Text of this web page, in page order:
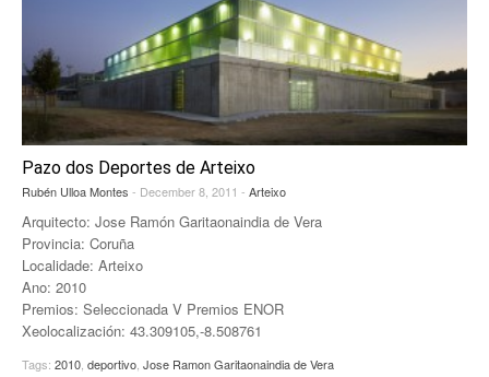
Pazo dos Deportes de Arteixo
Rubén Ulloa Montes - December 8, 2011 - Arteixo
Arquitecto: Jose Ramón Garitaonaindia de Vera
Provincia: Coruña
Localidade: Arteixo
Ano: 2010
Premios: Seleccionada V Premios ENOR
Xeolocalización: 43.309105,-8.508761
Tags: 2010 deportivo Jose Ramon Garitaonaindia de Vera